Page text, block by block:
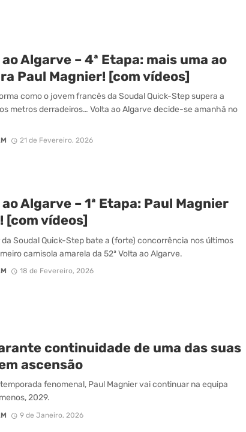
Algarve – 4ª Etapa: mais uma ao
Paul Magnier! [com vídeos]
como o jovem francês da Soudal Quick-Step supera a
metros derradeiros… Volta ao Algarve decide-se amanhã no
21 de Fevereiro, 2026
Algarve – 1ª Etapa: Paul Magnier
[com vídeos]
Soudal Quick-Step bate a (forte) concorrência nos últimos
camisola amarela da 52ª Volta ao Algarve.
18 de Fevereiro, 2026
continuidade de uma das suas
ascensão
fenomenal, Paul Magnier vai continuar na equipa
2029.
9 de Janeiro, 2026